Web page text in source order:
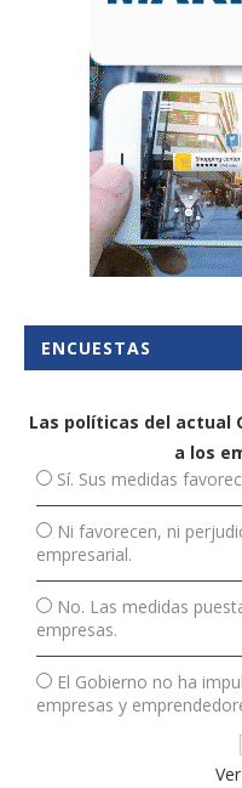
ENCUESTAS
Las políticas del actual
a los
Sí. Sus medidas
Ni favorecen, ni
empresarial.
No. Las medidas
empresas.
El Gobierno no ha
empresas y